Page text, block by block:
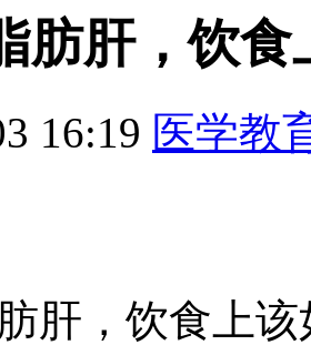
肪肝，饮
16:19 医学教
肝，饮食上